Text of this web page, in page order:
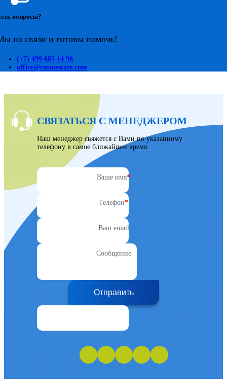
вопросы?
на связи и готовы помочь!
(+7) 499 685 14 96
office@cmmestate.com
СВЯЗАТЬСЯ С МЕНЕДЖЕРОМ
Наш менеджер свяжется с Вами по указанному
телефону в самое ближайшее время.
Ваше имя*
Телефон*
Ваш email
Сообщение
Отправить